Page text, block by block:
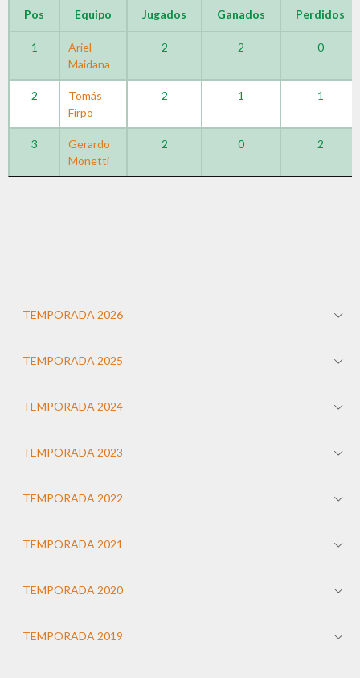
Pos Equipo Jugados Ganados Perdidos
1
Ariel
Maidana
2 2 0
2
Tomás
Firpo
2 1 1
3
Gerardo
Monetti
2 0 2
TEMPORADA 2026
TEMPORADA 2025
TEMPORADA 2024
TEMPORADA 2023
TEMPORADA 2022
TEMPORADA 2021
TEMPORADA 2020
TEMPORADA 2019